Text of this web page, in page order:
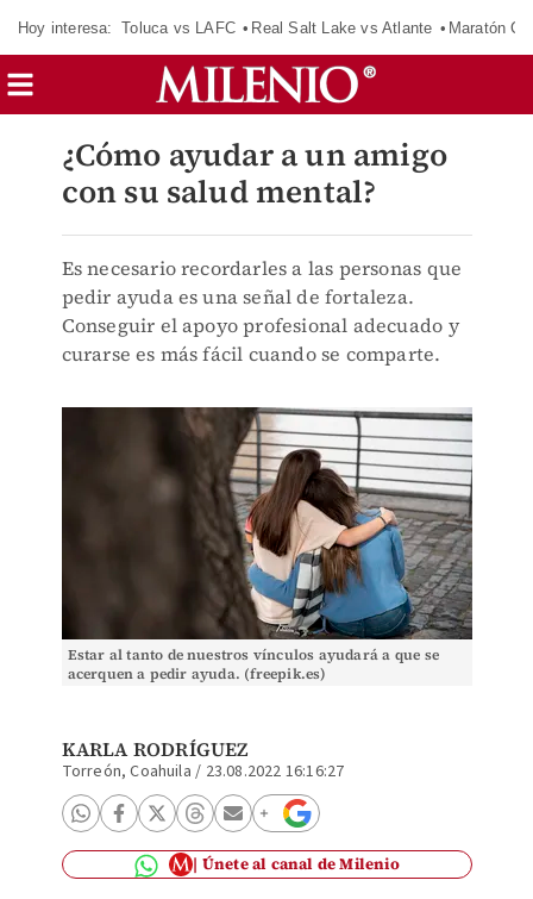
Hoy interesa: Toluca vs LAFC Real Salt Lake vs Atlante Maratón
¿Cómo ayudar a un amigo
con su salud mental?
Es necesario recordarles a las personas que
pedir ayuda es una señal de fortaleza.
Conseguir el apoyo profesional adecuado y
curarse es más fácil cuando se comparte.
Estar al tanto de nuestros vínculos ayudará a que se
acerquen a pedir ayuda. (freepik.es)
KARLA RODRÍGUEZ
Torreón, Coahuila / 23.08.2022 16:16:27
Únete al canal de Milenio